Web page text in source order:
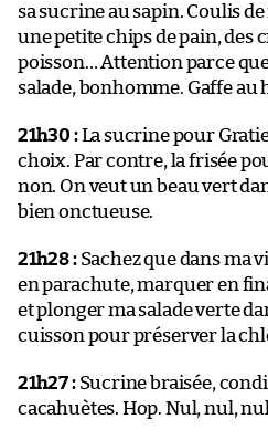
sa sucrine au sapin. Coulis
une petite chips de pain, des
poisson… Attention parce
salade, bonhomme. Gaffe au
21h30 :La sucrine pour
choix. Par contre, la frisée
non. On veut un beau vert
bien onctueuse.
21h28 :Sachez que dans ma
en parachute, marquer en
et plonger ma salade verte
cuisson pour préserver la
21h27 :Sucrine braisée,
cacahuètes. Hop. Nul, nul,